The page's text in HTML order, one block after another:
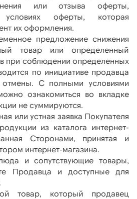
или отзыва оферты,
оферты, которая
их оформления.
предложение снижения
товар или определенный
при соблюдении определенных
по инициативе продавца
С полными условиями
ознакомиться во вкладке
не суммируются.
или устная заявка Покупателя
из каталога интернет-
Сторонами, принятая и
интернет-магазина.
и сопутствующие товары,
Продавца и доступные для
товар, который продавец